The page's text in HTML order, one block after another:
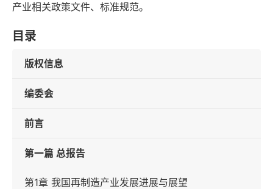
产业相关政策文件、标准规范。
目录
版权信息
编委会
前言
第一篇 总报告
第1章 我国再制造产业发展进展与展望